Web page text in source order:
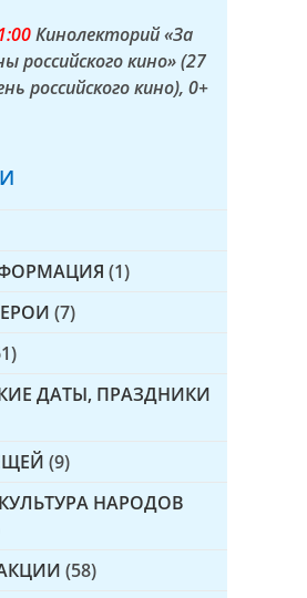
Кинолекторий «За
российского кино» (27
российского кино), 0+
(1)
(7)
ДАТЫ, ПРАЗДНИКИ
(9)
НАРОДОВ
(58)